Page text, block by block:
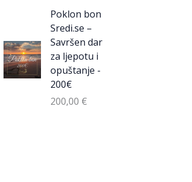
Poklon bon
Sredi.se –
Savršen dar
za ljepotu i
opuštanje -
200€
200,00 €